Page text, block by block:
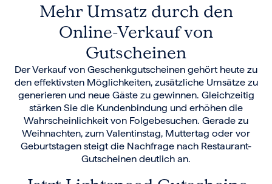
Mehr Umsatz durch den
Online-Verkauf von
Gutscheinen
Der Verkauf von Geschenkgutscheinen gehört heute zu
den effektivsten Möglichkeiten, zusätzliche Umsätze zu
generieren und neue Gäste zu gewinnen. Gleichzeitig
stärken Sie die Kundenbindung und erhöhen die
Wahrscheinlichkeit von Folgebesuchen. Gerade zu
Weihnachten, zum Valentinstag, Muttertag oder vor
Geburtstagen steigt die Nachfrage nach Restaurant-
Gutscheinen deutlich an.